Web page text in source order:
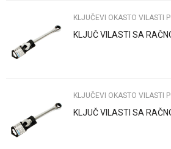
Poruka
Anti-spam zaštita - izračunajte koliko je 9 - 4 :
KLJUČEVI OKASTO VILASTI
KLJUČ VILASTI SA
KLJUČEVI OKASTO VILASTI
KLJUČ VILASTI SA